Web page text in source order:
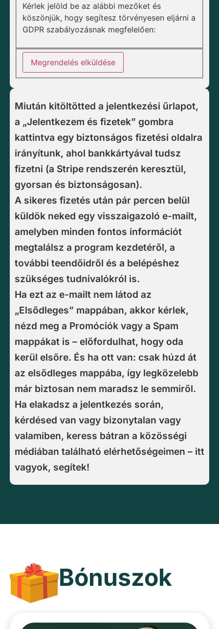
Kérlek jelöld be az alábbi mezőket és
köszönjük, hogy segítesz törvényesen eljárni a
GDPR szabályozásnak megfelelően:
Megrendelés elküldése
Miután kitöltötted a jelentkezési űrlapot,
a „Jelentkezem és fizetek” gombra
kattintva egy biztonságos fizetési oldalra
irányítunk, ahol bankkártyával tudsz
fizetni (a Stripe rendszerén keresztül,
gyorsan és biztonságosan).
A sikeres fizetés után pár percen belül
küldök neked egy visszaigazoló e-mailt,
amelyben minden fontos információt
megtalálsz a program kezdetéről, a
további teendőidről és a belépéshez
szükséges tudnivalókról is.
Ha ezt az e-mailt nem látod az
„Elsődleges” mappában, akkor kérlek,
nézd meg a Promóciók vagy a Spam
mappákat is – előfordulhat, hogy oda
kerül elsőre. És ha ott van: csak húzd át
az elsődleges mappába, így legközelebb
már biztosan nem maradsz le semmiről.
Ha elakadsz a jelentkezés során,
kérdésed van vagy bizonytalan vagy
valamiben, keress bátran a közösségi
médiában található elérhetőségeimen – itt
vagyok, segítek!
Bónuszok